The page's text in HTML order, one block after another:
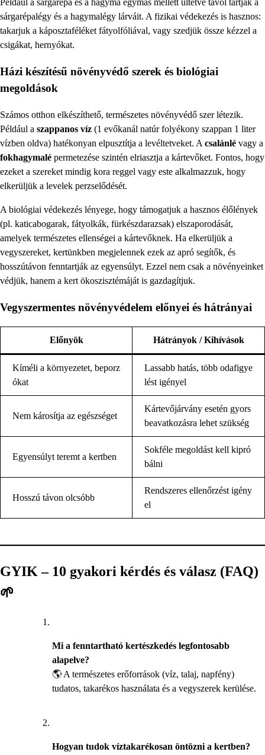
Például a sárgarépa és a hagyma egymás mellett ültetve távol tartják a
sárgarépalégy és a hagymalégy lárváit. A fizikai védekezés is hasznos:
takarjuk a káposztaféléket fátyolfóliával, vagy szedjük össze kézzel a
csigákat, hernyókat.
Házi készítésű növényvédő szerek és biológiai
megoldások
Számos otthon elkészíthető, természetes növényvédő szer létezik.
Például a szappanos víz (1 evőkanál natúr folyékony szappan 1 liter
vízben oldva) hatékonyan elpusztítja a levéltetveket. A csalánlé vagy a
fokhagymalé permetezése szintén elriasztja a kártevőket. Fontos, hogy
ezeket a szereket mindig kora reggel vagy este alkalmazzuk, hogy
elkerüljük a levelek perzselődését.
A biológiai védekezés lényege, hogy támogatjuk a hasznos élőlények
(pl. katicabogarak, fátyolkák, fürkészdarazsak) elszaporodását,
amelyek természetes ellenségei a kártevőknek. Ha elkerüljük a
vegyszereket, kertünkben megjelennek ezek az apró segítők, és
hosszútávon fenntartják az egyensúlyt. Ezzel nem csak a növényeinket
védjük, hanem a kert ökoszisztémáját is gazdagítjuk.
Vegyszermentes növényvédelem előnyei és hátrányai
Előnyök Hátrányok / Kihívások
Kíméli a környezetet, beporz
ókat
Lassabb hatás, több odafigye
lést igényel
Nem károsítja az egészséget
Kártevőjárvány esetén gyors
beavatkozásra lehet szükség
Egyensúlyt teremt a kertben
Sokféle megoldást kell kipró
bálni
Hosszú távon olcsóbb
Rendszeres ellenőrzést igény
el
GYIK – 10 gyakori kérdés és válasz (FAQ)
🌱
Mi a fenntartható kertészkedés legfontosabb
alapelve?
🌎 A természetes erőforrások (víz, talaj, napfény)
tudatos, takarékos használata és a vegyszerek kerülése.
Hogyan tudok víztakarékosan öntözni a kertben?